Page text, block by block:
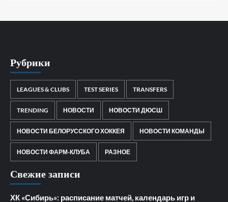
Рубрики
LEAGUES & CLUBS TEST SERIES TRANSFERS
TRENDING НОВОСТИ НОВОСТИ ДЮСШ
НОВОСТИ БЕЛОРУССКОГО ХОККЕЯ НОВОСТИ КОМАНДЫ
НОВОСТИ ФАРМ-КЛУБА РАЗНОЕ
Свежие записи
ХК «Сибирь»: расписание матчей, календарь игр и